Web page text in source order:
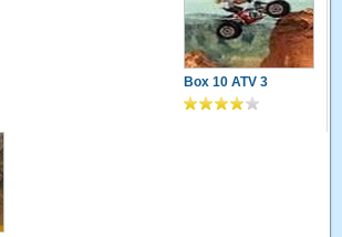
Box 10 ATV 3